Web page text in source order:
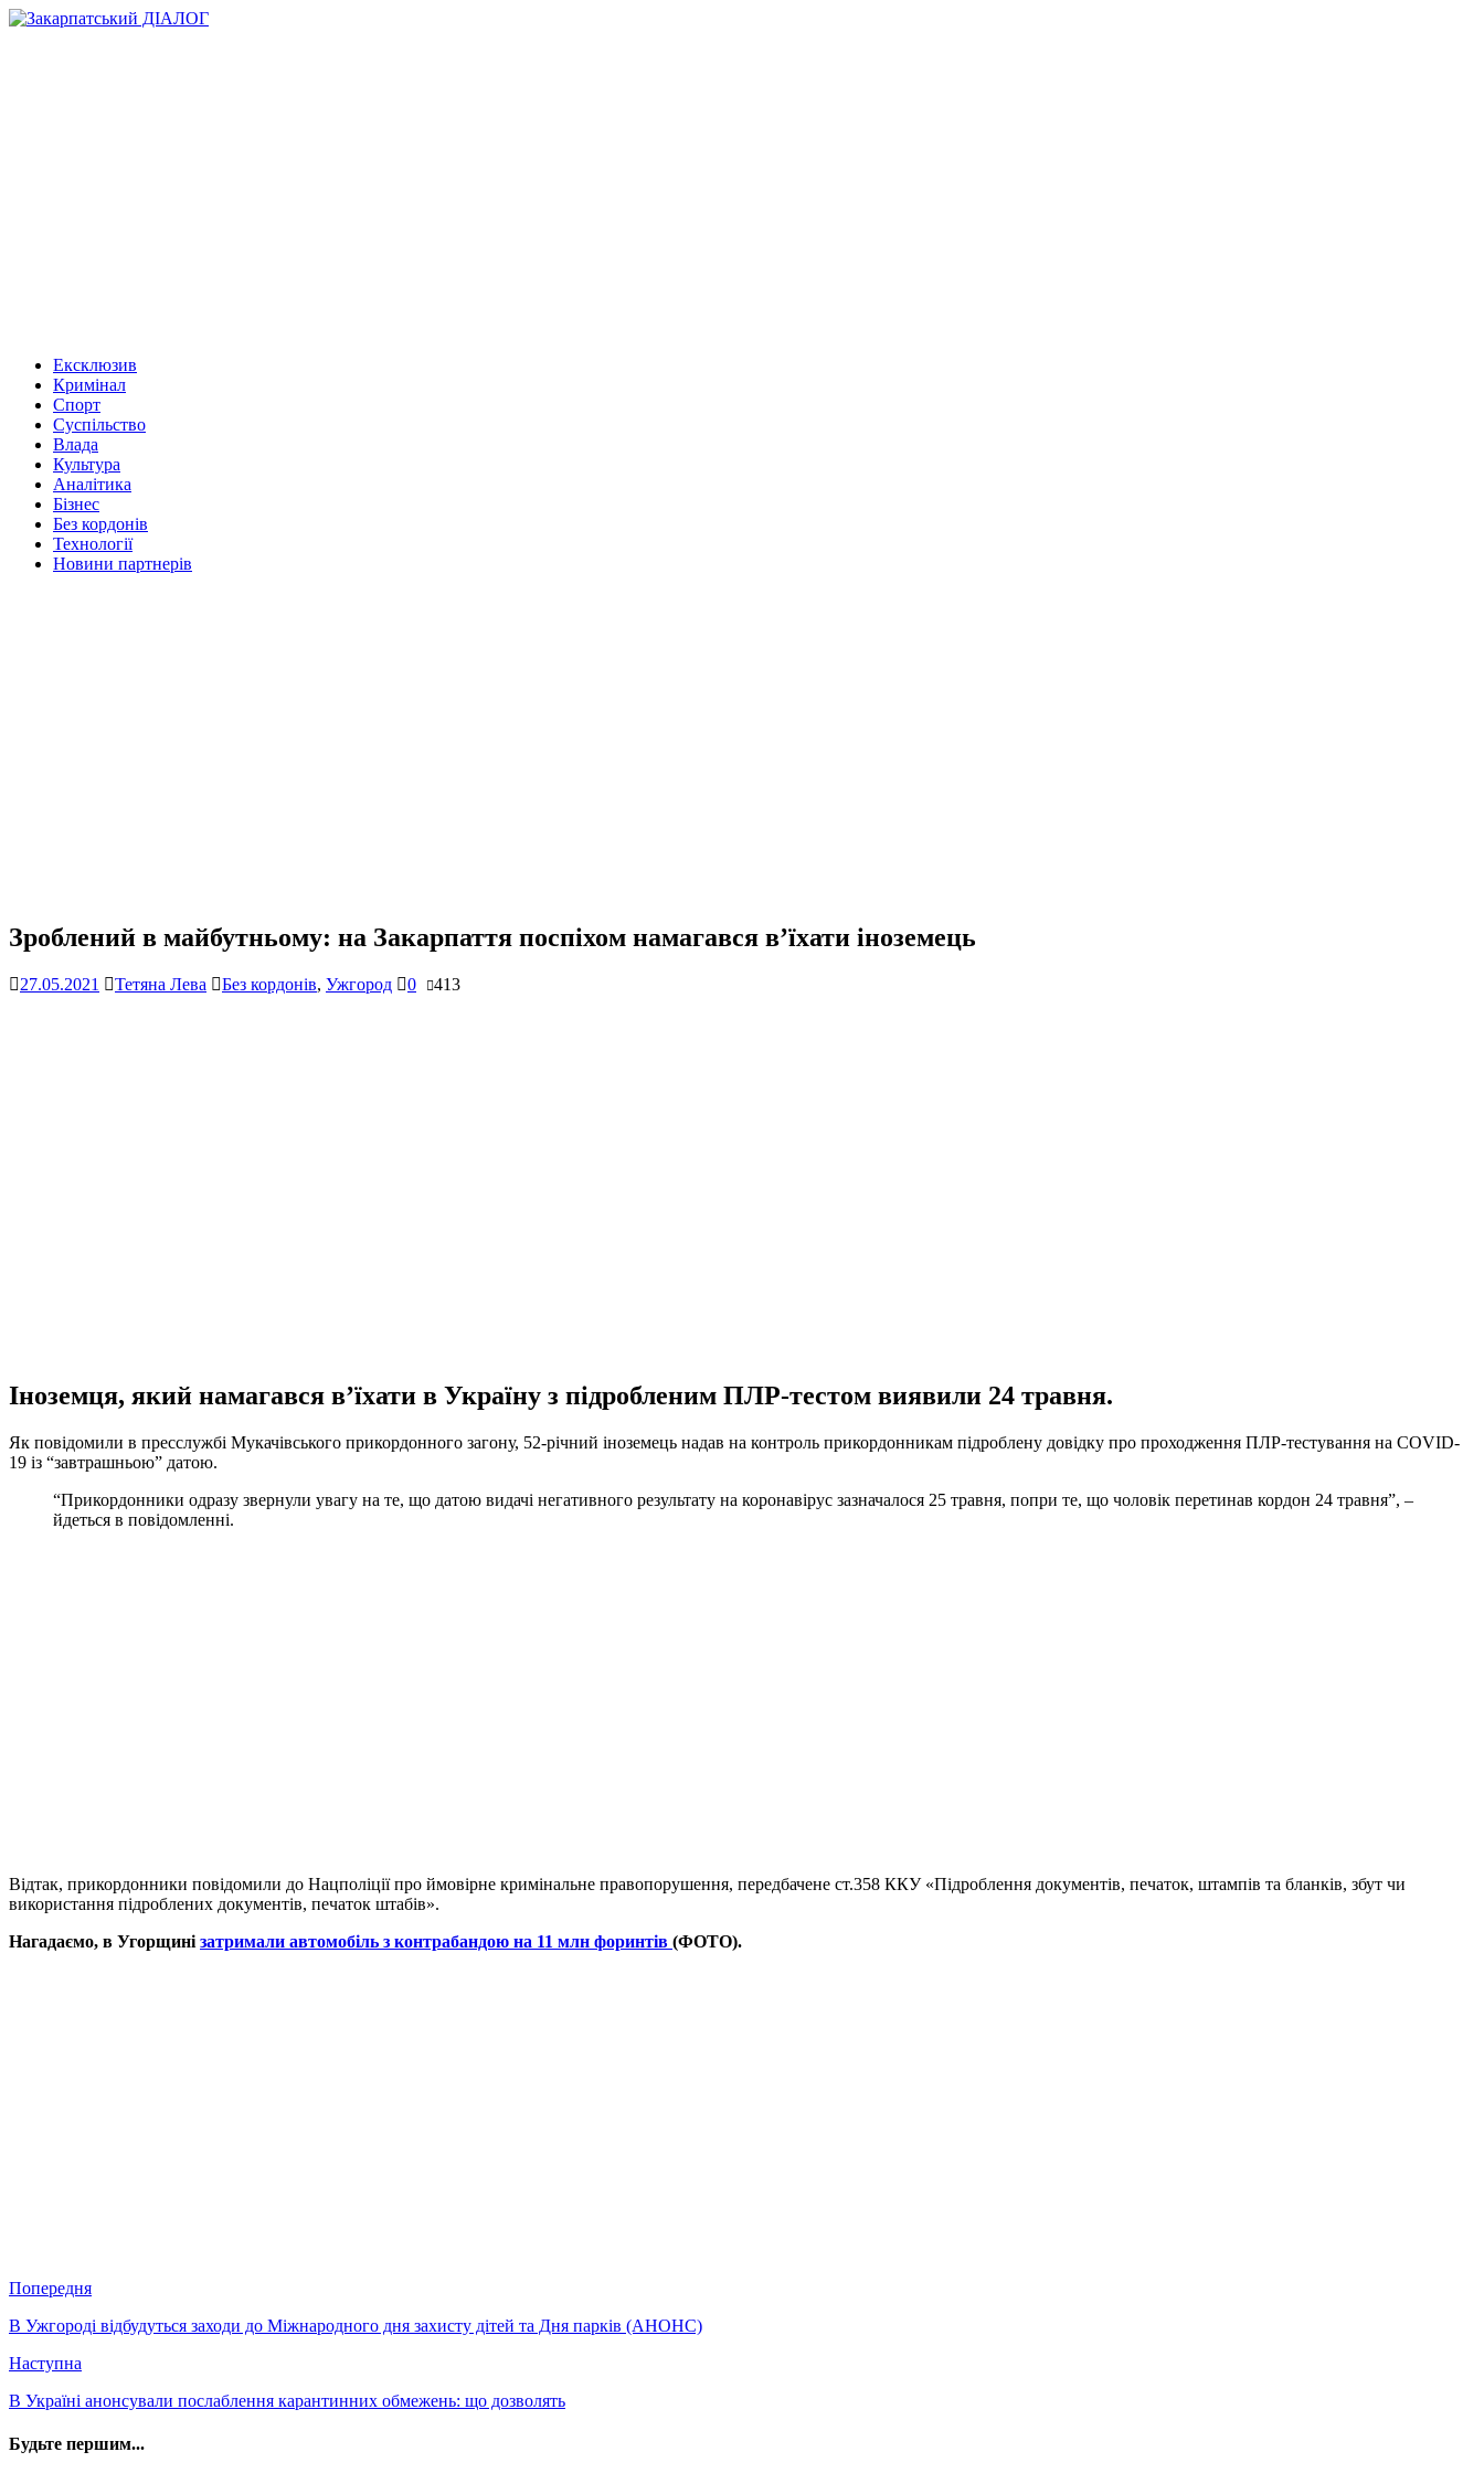
Ексклюзив
Кримінал
Спорт
Суспільство
Влада
Культура
Аналітика
Бізнес
Без кордонів
Технології
Новини партнерів
Зроблений в майбутньому: на Закарпаття поспіхом намагався в’їхати іноземець
27.05.2021 Тетяна Лева Без кордонів, Ужгород 0 413
Іноземця, який намагався в’їхати в Україну з підробленим ПЛP-тестом виявили 24 травня.
Як повідомили в пресслужбі Мукачівського прикордонного загону, 52-річний іноземець надав на контроль прикордонникам підроблену довідку про проходження ПЛР-тестування на COVID-
19 із “завтрашньою” датою.
“Прикордонники одразу звернули увагу на те, що датою видачі негативного результату на коронавірус зазначалося 25 травня, попри те, що чоловік перетинав кордон 24 травня”, –
йдеться в повідомленні.
Відтак, прикордонники повідомили до Нацполіції про ймовірне кримінальне правопорушення, передбачене ст.358 ККУ «Підроблення документів, печаток, штампів та бланків, збут чи
використання підроблених документів, печаток штабів».
Нагадаємо, в Угорщині затримали автомобіль з контрабандою на 11 млн форинтів (ФОТО).
Попередня
В Ужгороді відбудуться заходи до Міжнародного дня захисту дітей та Дня парків (АНОНС)
Наступна
В Україні анонсували послаблення карантинних обмежень: що дозволять
Будьте першим...